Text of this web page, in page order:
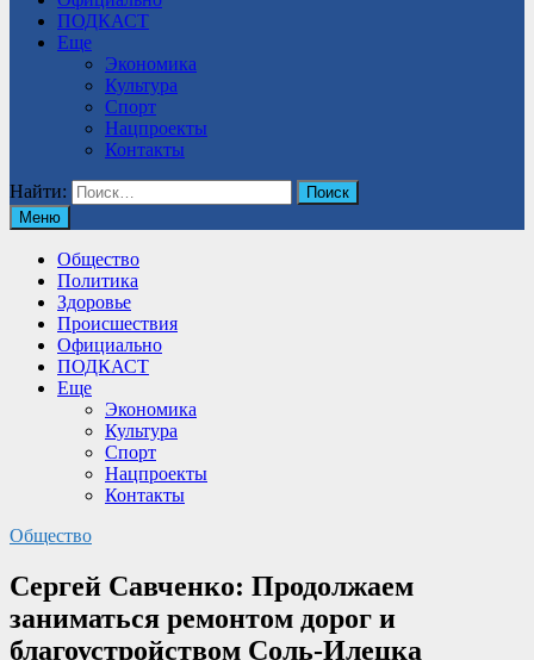
ПОДКАСТ
Еще
Экономика
Культура
Спорт
Нацпроекты
Контакты
Найти:
Меню
Общество
Политика
Здоровье
Происшествия
Официально
ПОДКАСТ
Еще
Экономика
Культура
Спорт
Нацпроекты
Контакты
Общество
Сергей Савченко: Продолжаем
заниматься ремонтом дорог и
благоустройством Соль-Илецка